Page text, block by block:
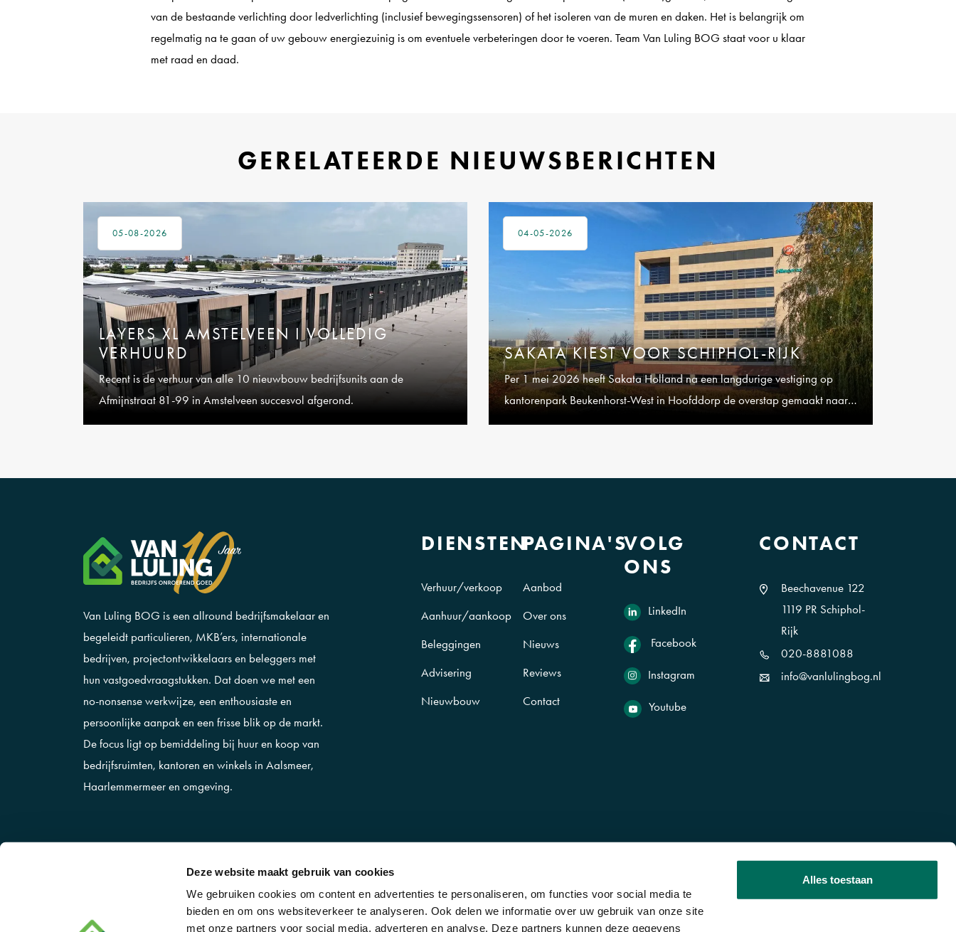
Deze website maakt gebruik van cookies
We gebruiken cookies om content en advertenties te personaliseren, om functies voor social media te
bieden en om ons websiteverkeer te analyseren. Ook delen we informatie over uw gebruik van onze site
met onze partners voor social media, adverteren en analyse. Deze partners kunnen deze gegevens
Alles toestaan
van de bestaande verlichting door ledverlichting (inclusief bewegingssensoren) of het isoleren van de muren en daken. Het is belangrijk om
regelmatig na te gaan of uw gebouw energiezuinig is om eventuele verbeteringen door te voeren. Team Van Luling BOG staat voor u klaar
met raad en daad.
GERELATEERDE NIEUWSBERICHTEN
05-08-2026
LAYERS XL AMSTELVEEN I VOLLEDIG
VERHUURD
Recent is de verhuur van alle 10 nieuwbouw bedrijfsunits aan de
Afmijnstraat 81-99 in Amstelveen succesvol afgerond.
04-05-2026
SAKATA KIEST VOOR SCHIPHOL-RIJK
Per 1 mei 2026 heeft Sakata Holland na een langdurige vestiging op
kantorenpark Beukenhorst-West in Hoofddorp de overstap gemaakt naar
Schiphol-Rijk.
Van Luling BOG is een allround bedrijfsmakelaar en
begeleidt particulieren, MKB’ers, internationale
bedrijven, projectontwikkelaars en beleggers met
hun vastgoedvraagstukken. Dat doen we met een
no-nonsense werkwijze, een enthousiaste en
persoonlijke aanpak en een frisse blik op de markt.
De focus ligt op bemiddeling bij huur en koop van
bedrijfsruimten, kantoren en winkels in Aalsmeer,
Haarlemmermeer en omgeving.
DIENSTEN
Verhuur/verkoop
Aanhuur/aankoop
Beleggingen
Advisering
Nieuwbouw
PAGINA'S
Aanbod
Over ons
Nieuws
Reviews
Contact
VOLG
ONS
LinkedIn
Facebook
Instagram
Youtube
CONTACT
Beechavenue 122
1119 PR Schiphol-
Rijk
020-8881088
info@vanlulingbog.nl